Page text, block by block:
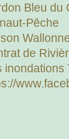
Bleu du
Pêche
de
inondations